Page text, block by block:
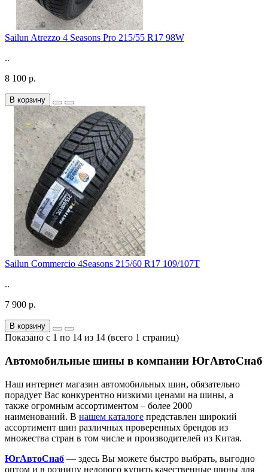
Sailun Atrezzo 4 Seasons Pro 215/55 R17 98W
..
8 100 р.
В корзину
Sailun Commercio 4Seasons 215/60 R17 109/107T
..
7 900 р.
В корзину
Показано с 1 по 14 из 14 (всего 1 страниц)
Автомобильные шины в компании ЮгАвтоСнаб
Наш интернет магазин автомобильных шин, обязательно
порадует Вас конкурентно низкими ценами на шины, а
также огромным ассортиментом – более 2000
наименований. В нашем каталоге представлен широкий
ассортимент шин различных проверенных брендов из
множества стран в том числе и производителей из Китая.
ЮгАвтоСнаб — здесь Вы можете быстро выбрать, выгодно
оптом и в розницу недорого купить качественные шины для